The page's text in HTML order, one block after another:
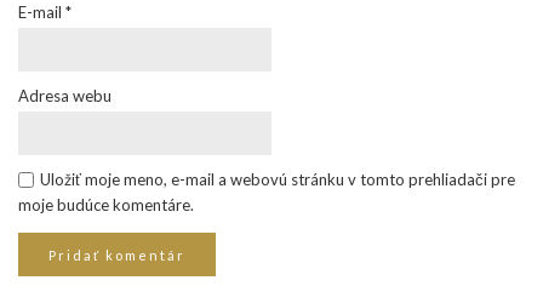
E-mail *
Adresa webu
Uložiť moje meno, e-mail a webovú stránku v tomto prehliadači pre
moje budúce komentáre.